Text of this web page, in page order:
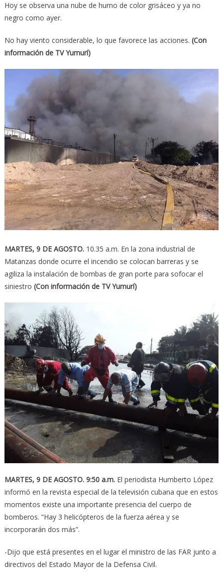
Hoy se observa una nube de humo de color grisáceo y ya no
negro como ayer.
No hay viento considerable, lo que favorece las acciones. (Con
información de TV Yumurí)
MARTES, 9 DE AGOSTO.10.35 a.m. En la zona industrial de
Matanzas donde ocurre el incendio se colocan barreras y se
agiliza la instalación de bombas de gran porte para sofocar el
siniestro (Con información de TV Yumurí)
MARTES, 9 DE AGOSTO. 9:50 a.m.El periodista Humberto López
informó en la revista especial de la televisión cubana que en estos
momentos existe una importante presencia del cuerpo de
bomberos. “Hay 3 helicópteros de la fuerza aérea y se
incorporarán dos más”.
-Dijo que está presentes en el lugar el ministro de las FAR junto a
directivos del Estado Mayor de la Defensa Civil.